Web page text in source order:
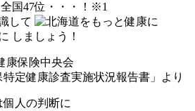
国47位・・・！ ※1
して
しましょう！
康保険中央会
特定健康診査実施状況報告書」より
人の判断に